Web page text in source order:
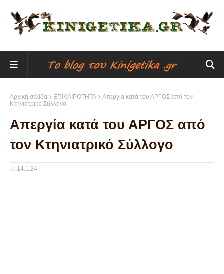
Αρχική σελίδα ΕΠΙΚΑΙΡΟΤΗΤΑ
Απεργία κατά του ΑΡΓΟΣ από τον
Κτηνιατρικό Σύλλογο
Απεργία κατά του ΑΡΓΟΣ από
τον Κτηνιατρικό Σύλλογο
☆ 14.1.24